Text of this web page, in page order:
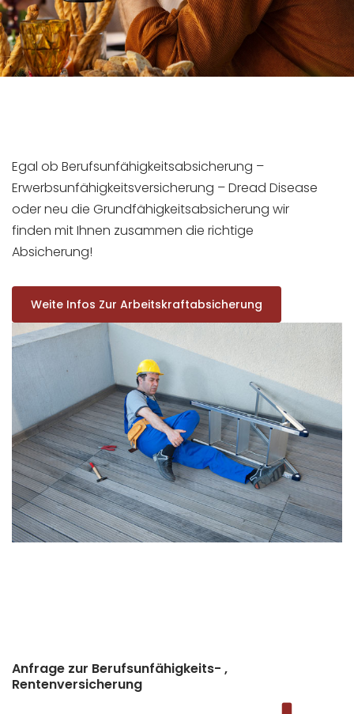
Egal ob Berufsunfähigkeitsabsicherung –
Erwerbsunfähigkeitsversicherung – Dread Disease
oder neu die Grundfähigkeitsabsicherung wir
finden mit Ihnen zusammen die richtige
Absicherung!
Weite Infos Zur Arbeitskraftabsicherung
Anfrage zur Berufsunfähigkeits- ,
Rentenversicherung